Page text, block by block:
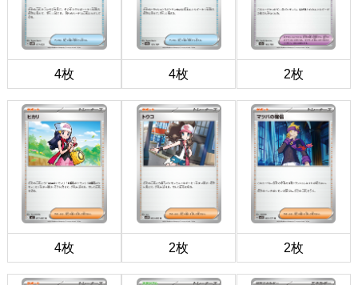
4枚 4枚 2枚
4枚 2枚 2枚